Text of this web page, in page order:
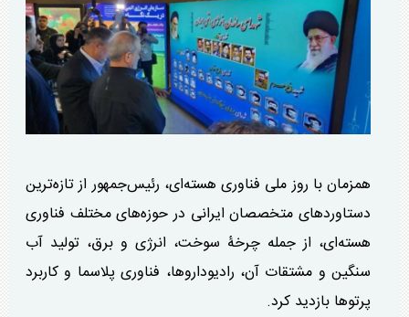
همزمان با روز ملی فناوری هسته‌ای، رئیس‌جمهور از تازه‌ترین
دستاورد‌های متخصصان ایرانی در حوزه‌های مختلف فناوری
هسته‌ای، از جمله چرخۀ سوخت، انرژی و برق، تولید آب
سنگین و مشتقات آن، رادیوداروها، فناوری پلاسما و کاربرد
پرتو‌ها بازدید کرد.